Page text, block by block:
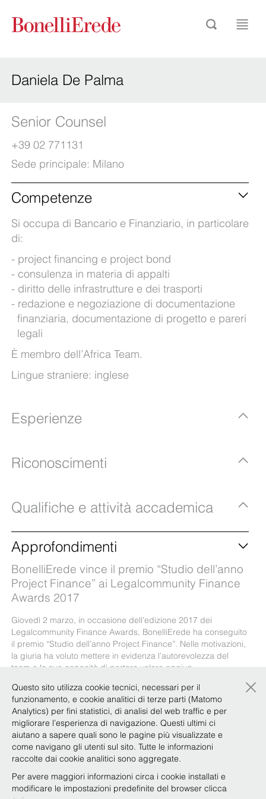
Daniela De Palma
Senior Counsel
+39 02 771131
Sede principale: Milano
Competenze
Si occupa di Bancario e Finanziario, in particolare
di:
project financing e project bond
consulenza in materia di appalti
diritto delle infrastrutture e dei trasporti
redazione e negoziazione di documentazione
finanziaria, documentazione di progetto e pareri
legali
È membro dell’Africa Team.
Lingue straniere: inglese
Esperienze
Riconoscimenti
Qualifiche e attività accademica
Approfondimenti
BonelliErede vince il premio “Studio dell’anno
Project Finance” ai Legalcommunity Finance
Awards 2017
Giovedì 2 marzo, in occasione dell’edizione 2017 dei
Legalcommunity Finance Awards, BonelliErede ha conseguito
il premio “Studio dell’anno Project Finance”. Nelle motivazioni,
la giuria ha voluto mettere in evidenza l’autorevolezza del
team e la sua capacità di portare valore aggiun …
Un altro successo per BonelliErede ai
Legalcommunity Energy Awards
Il 30 gennaio, in occasione dell’edizione 2017 dei
Legalcommunity Energy Awards, BonelliErede ha conseguito
il premio “Best practice Oil & Gas”. Giunti alla quarta edizione,
i Legalcommunity Energy Awards riconoscono l’eccellenza
Questo sito utilizza cookie tecnici, necessari per il
funzionamento, e cookie analitici di terze parti (Matomo
Analytics) per fini statistici, di analisi del web traffic e per
migliorare l’esperienza di navigazione. Questi ultimi ci
aiutano a sapere quali sono le pagine più visualizzate e
come navigano gli utenti sul sito. Tutte le informazioni
raccolte dai cookie analitici sono aggregate.
Per avere maggiori informazioni circa i cookie installati e
modificare le impostazioni predefinite del browser clicca
×